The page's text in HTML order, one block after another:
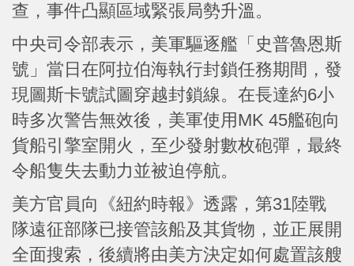
查，事件凸顯區域緊張局勢升溫。
中央司令部表示，美軍驅逐艦「史普魯恩斯
號」當日在阿拉伯海執行封鎖任務期間，發
現圖斯卡號試圖穿越封鎖線。在長達約6小
時多次警告無效後，美軍使用MK 45艦砲向
貨船引擎室開火，至少發射數枚砲彈，最終
令船隻失去動力並被迫停航。
美方官員向《紐約時報》透露，第31陸戰
隊遠征部隊已接管該船及其貨物，並正展開
全面搜索，後續將由美方決定如何處置該艘